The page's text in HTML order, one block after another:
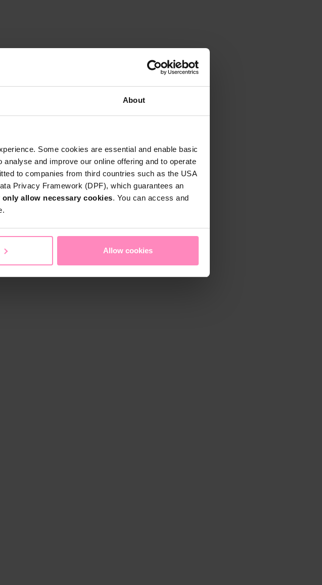
About
Some cookies are essential and enable basic
and improve our online offering and to operate
to companies from third countries such as the USA
Privacy Framework (DPF), which guarantees an
only allow necessary cookies. You can access and
Allow cookies